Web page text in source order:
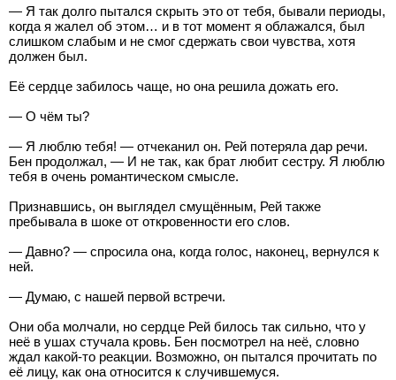
— Я так долго пытался скрыть это от тебя, бывали периоды,
когда я жалел об этом… и в тот момент я облажался, был
слишком слабым и не смог сдержать свои чувства, хотя
должен был.
Её сердце забилось чаще, но она решила дожать его.
— О чём ты?
— Я люблю тебя! — отчеканил он. Рей потеряла дар речи.
Бен продолжал, — И не так, как брат любит сестру. Я люблю
тебя в очень романтическом смысле.
Признавшись, он выглядел смущённым, Рей также
пребывала в шоке от откровенности его слов.
— Давно? — спросила она, когда голос, наконец, вернулся к
ней.
— Думаю, с нашей первой встречи.
Они оба молчали, но сердце Рей билось так сильно, что у
неё в ушах стучала кровь. Бен посмотрел на неё, словно
ждал какой-то реакции. Возможно, он пытался прочитать по
её лицу, как она относится к случившемуся.